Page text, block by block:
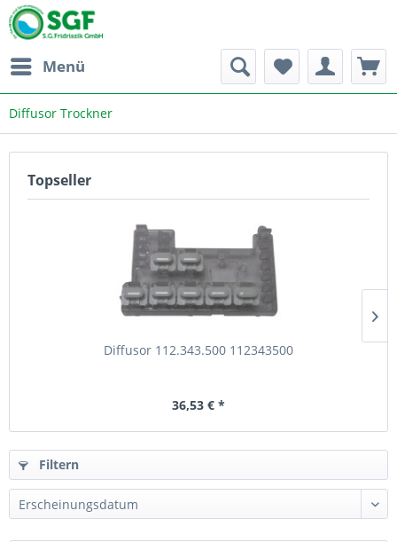
Menü
Diffusor Trockner
Topseller
Diffusor 112.343.500 112343500
36,53 € *
Filtern